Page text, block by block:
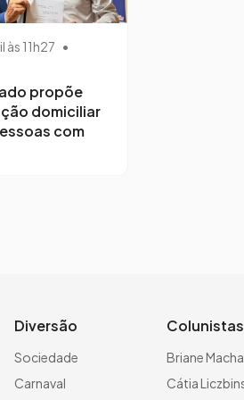
às 11h27 •
propõe
domiciliar
com
Diversão
Sociedade
Carnaval
Colunistas
Briane
Cátia